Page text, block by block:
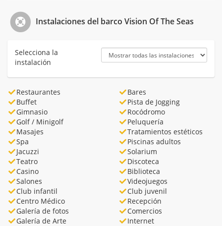
Instalaciones del barco Vision Of The Seas
Selecciona la
instalación
Restaurantes
Bares
Buffet
Pista de Jogging
Gimnasio
Rocódromo
Golf / Minigolf
Peluquería
Masajes
Tratamientos estéticos
Spa
Piscinas adultos
Jacuzzi
Solarium
Teatro
Discoteca
Casino
Biblioteca
Salones
Videojuegos
Club infantil
Club juvenil
Centro Médico
Recepción
Galería de fotos
Comercios
Galería de Arte
Internet